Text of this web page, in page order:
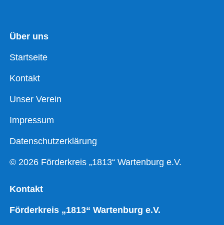
Über uns
Startseite
Kontakt
Unser Verein
Impressum
Datenschutzerklärung
© 2026 Förderkreis „1813“ Wartenburg e.V.
Kontakt
Förderkreis „1813“ Wartenburg e.V.